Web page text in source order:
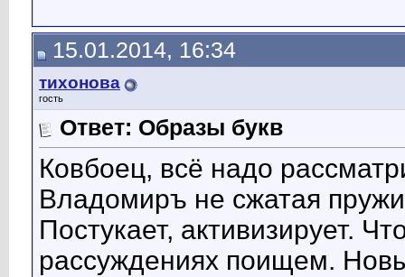
15.01.2014, 16:34
тихонова
гость
Ответ: Образы букв
Ковбоец, всё надо
Владомиръ не сжатая
Постукает, активизирует.
рассуждениях поищем.